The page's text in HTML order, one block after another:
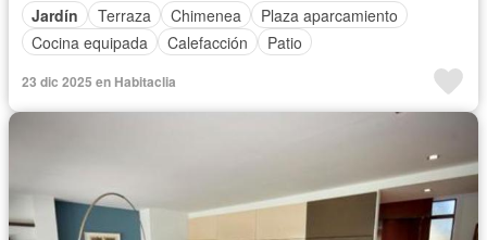
Jardín
Terraza Chimenea
Plaza aparcamiento
Cocina equipada
Calefacción Patio
23 dic 2025 en Habitaclia